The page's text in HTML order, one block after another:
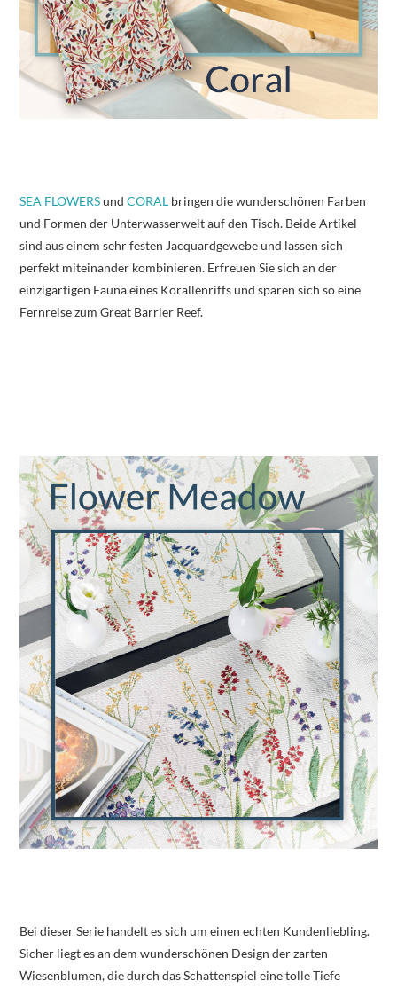
SEA FLOWERSundCORAL bringen die wunderschönen Farben
und Formen der Unterwasserwelt auf den Tisch. Beide Artikel
sind aus einem sehr festen Jacquardgewebe und lassen sich
perfekt miteinander kombinieren. Erfreuen Sie sich an der
einzigartigen Fauna eines Korallenriffs und sparen sich so eine
Fernreise zum Great Barrier Reef.
Bei dieser Serie handelt es sich um einen echten Kundenliebling.
Sicher liegt es an dem wunderschönen Design der zarten
Wiesenblumen, die durch das Schattenspiel eine tolle Tiefe